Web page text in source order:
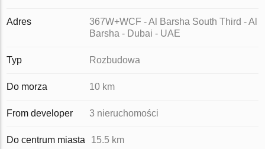
Adres
367W+WCF - Al Barsha South Third - Al
Barsha - Dubai - UAE
Typ Rozbudowa
Do morza 10 km
From developer 3 nieruchomości
Do centrum miasta 15.5 km